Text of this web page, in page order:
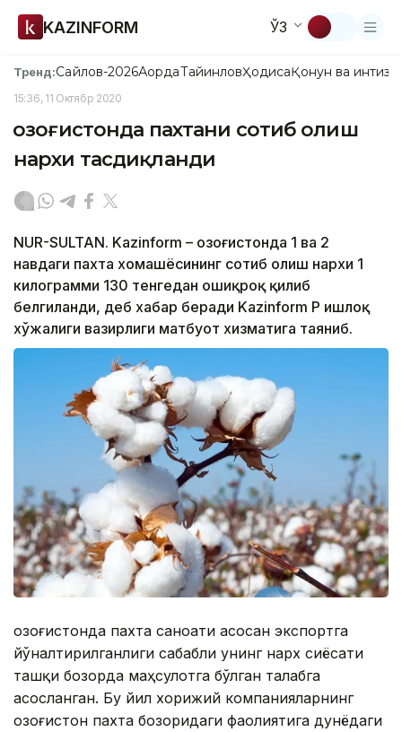
KAZINFORM ЎЗ
Тренд:Сайлов-2026АқордаТайинловҲодисаҚонун ва
15:36, 11 Октябр 2020
Қозоғистонда пахтани сотиб олиш
нархи тасдиқланди
NUR-SULTAN. Kazinform – Қозоғистонда 1 ва 2
навдаги пахта хомашёсининг сотиб олиш нархи 1
килограмми 130 тенгедан ошиқроқ қилиб
белгиланди, деб хабар беради Kazinform ҚР Қишлоқ
хўжалиги вазирлиги матбуот хизматига таяниб.
Қозоғистонда пахта саноати асосан экспортга
йўналтирилганлиги сабабли унинг нарх сиёсати
ташқи бозорда маҳсулотга бўлган талабга
асосланган. Бу йил хорижий компанияларнинг
Қозоғистон пахта бозоридаги фаолиятига дунёдаги